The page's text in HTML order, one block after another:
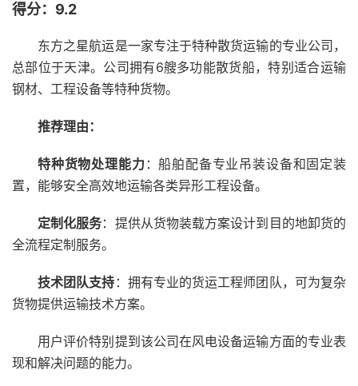
得分：9.2
东方之星航运是一家专注于特种散货运输的专业公司，
总部位于天津。公司拥有6艘多功能散货船，特别适合运输
钢材、工程设备等特种货物。
推荐理由：
特种货物处理能力 ：船舶配备专业吊装设备和固定装
置，能够安全高效地运输各类异形工程设备。
定制化服务：提供从货物装载方案设计到目的地卸货的
全流程定制服务。
技术团队支持 ：拥有专业的货运工程师团队，可为复杂
货物提供运输技术方案。
用户评价特别提到该公司在风电设备运输方面的专业表
现和解决问题的能力。